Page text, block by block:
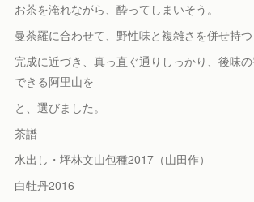
お茶を淹れながら、酔ってしまいそう。
曼荼羅に合わせて、野性味と複雑さを併せ持つ
完成に近づき、真っ直ぐ通りしっかり、後味
できる阿里山を
と、選びました。
茶譜
水出し・坪林文山包種2017（山田作）
白牡丹2016